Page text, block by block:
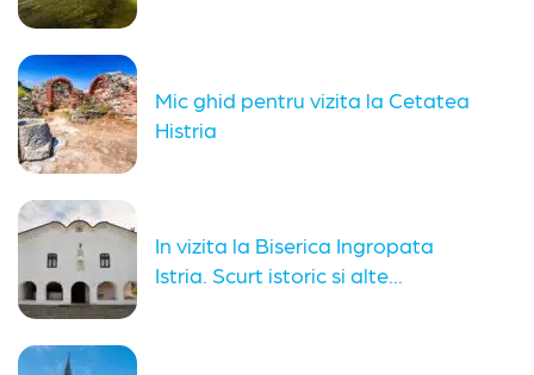
Mic ghid pentru vizita la Cetatea
Histria
In vizita la Biserica Ingropata
Istria. Scurt istoric si alte...